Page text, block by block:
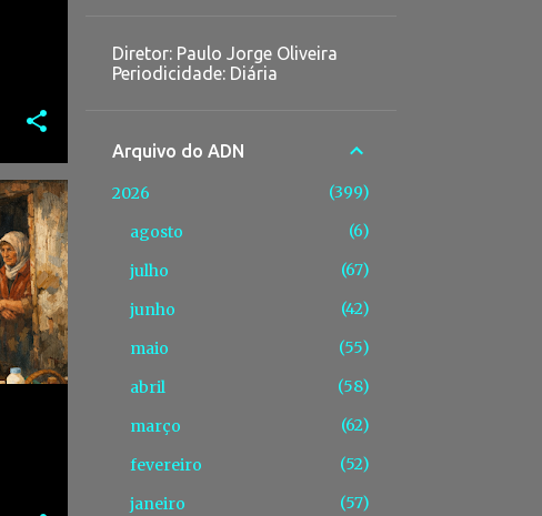
+
Diretor: Paulo Jorge Oliveira
Periodicidade: Diária
Arquivo do ADN
2026
399
agosto
6
julho
67
junho
42
maio
55
abril
58
março
62
fevereiro
52
janeiro
57